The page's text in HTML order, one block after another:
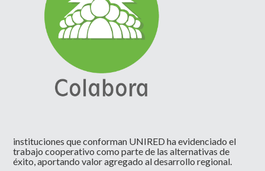
instituciones que conforman UNIRED ha evidenciado el
trabajo cooperativo como parte de las alternativas de
éxito, aportando valor agregado al desarrollo regional.